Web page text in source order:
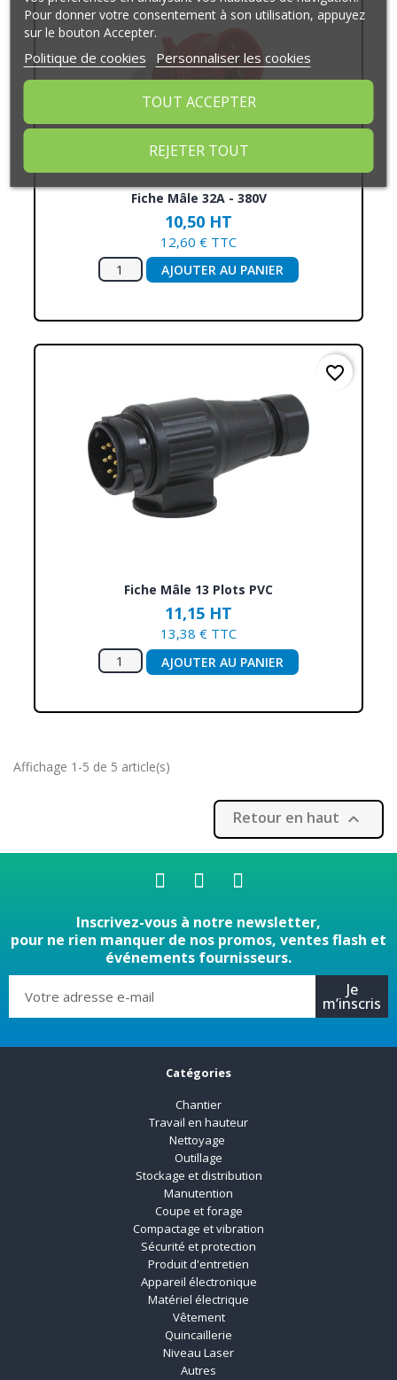
Fiche Mâle 32A - 380V
10,50 HT
12,60 € TTC
AJOUTER AU PANIER
Fiche Mâle 13 Plots PVC
11,15 HT
13,38 € TTC
AJOUTER AU PANIER
favorite_border
Affichage 1-5 de 5 article(s)
Retour en haut 
Inscrivez-vous à notre newsletter,
pour ne rien manquer de nos promos, ventes flash et
événements fournisseurs.
Je
m’inscris
Catégories
Chantier
Travail en hauteur
Nettoyage
Outillage
Stockage et distribution
Manutention
Coupe et forage
Compactage et vibration
Sécurité et protection
Produit d'entretien
Appareil électronique
Matériel électrique
Vêtement
Quincaillerie
Niveau Laser
Autres
Pour donner votre consentement à son utilisation, appuyez
sur le bouton Accepter.
Politique de cookies Personnaliser les cookies
REJETER TOUT
TOUT ACCEPTER